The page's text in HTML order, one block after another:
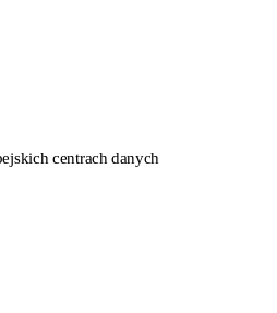
centrach danych